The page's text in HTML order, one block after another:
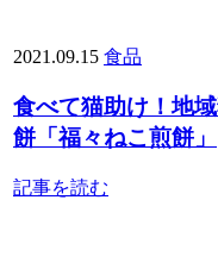
2021.09.15 食品
食べて猫助け！地
餅「福々ねこ煎餅」
記事を読む